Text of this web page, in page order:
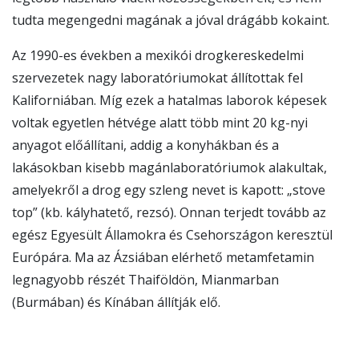
tudta megengedni magának a jóval drágább kokaint.
Az 1990-es években a mexikói drogkereskedelmi
szervezetek nagy laboratóriumokat állítottak fel
Kaliforniában. Míg ezek a hatalmas laborok képesek
voltak egyetlen hétvége alatt több mint 20 kg-nyi
anyagot előállítani, addig a konyhákban és a
lakásokban kisebb magánlaboratóriumok alakultak,
amelyekről a drog egy szleng nevet is kapott: „stove
top” (kb. kályhatető, rezsó). Onnan terjedt tovább az
egész Egyesült Államokra és Csehországon keresztül
Európára. Ma az Ázsiában elérhető metamfetamin
legnagyobb részét Thaiföldön, Mianmarban
(Burmában) és Kínában állítják elő.